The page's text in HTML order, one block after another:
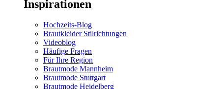
Inspirationen
Hochzeits-Blog
Brautkleider Stilrichtungen
Videoblog
Häufige Fragen
Für Ihre Region
Brautmode Mannheim
Brautmode Stuttgart
Brautmode Heidelberg